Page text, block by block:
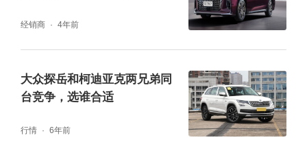
厚、靠背能电调125度，长途坐着不难受。防
获得了中汽中心智能防晕车权威认证，通过驱
动、制动、悬架的自适应协同，将容易导致晕
车的“俯仰角”变化降低了21%，“侧倾角”变化降
经销商 4年前
大众探岳和柯迪亚克两兄弟同
台竞争，选谁合适
行情 6年前